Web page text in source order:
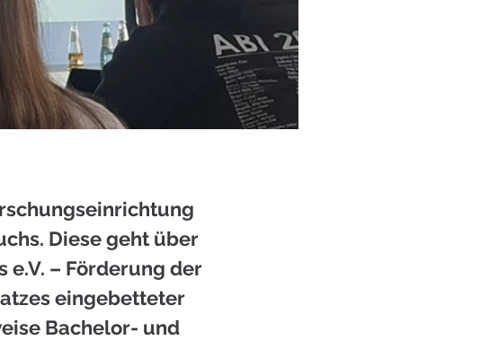
Diese geht über
e.V. – Förderung der
eingebetteter
Bachelor- und